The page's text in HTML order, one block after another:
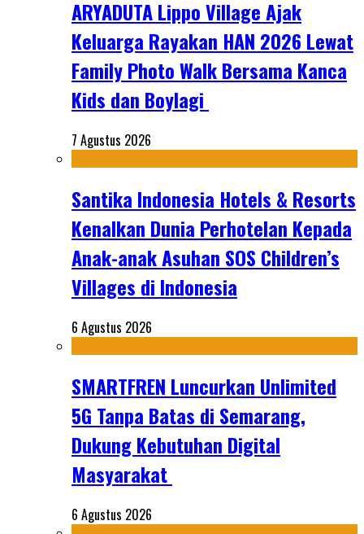
ARYADUTA Lippo Village Ajak
Keluarga Rayakan HAN 2026 Lewat
Family Photo Walk Bersama Kanca
Kids dan Boylagi
7 Agustus 2026
Santika Indonesia Hotels & Resorts
Kenalkan Dunia Perhotelan Kepada
Anak-anak Asuhan SOS Children’s
Villages di Indonesia
6 Agustus 2026
SMARTFREN Luncurkan Unlimited
5G Tanpa Batas di Semarang,
Dukung Kebutuhan Digital
Masyarakat
6 Agustus 2026